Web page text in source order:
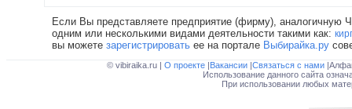
Если Вы представляете предприятие (фирму), аналогичную
одним или несколькими видами деятельности такими как:
вы можете зарегистрировать ее на портале Выбирайка.ру
© vibiraika.ru | О проекте |Вакансии |Связаться с нами
Использование данного сайта
При использовании любых